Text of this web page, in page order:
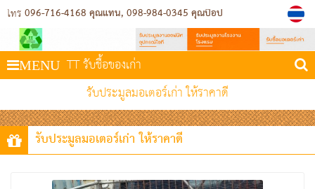
โทร 096-716-4168 คุณแทน 098-984-0345 คุณป๊อป
MENU TT รับชื้อของเก่า
รับประมูลมอเตอร์เก่า ให้ราคาดี
รับประมูลมอเตอร์เก่า ให้ราคาดี